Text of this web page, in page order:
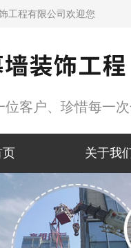
工程有限公司欢迎您
位客户、珍惜每一
页 关于我